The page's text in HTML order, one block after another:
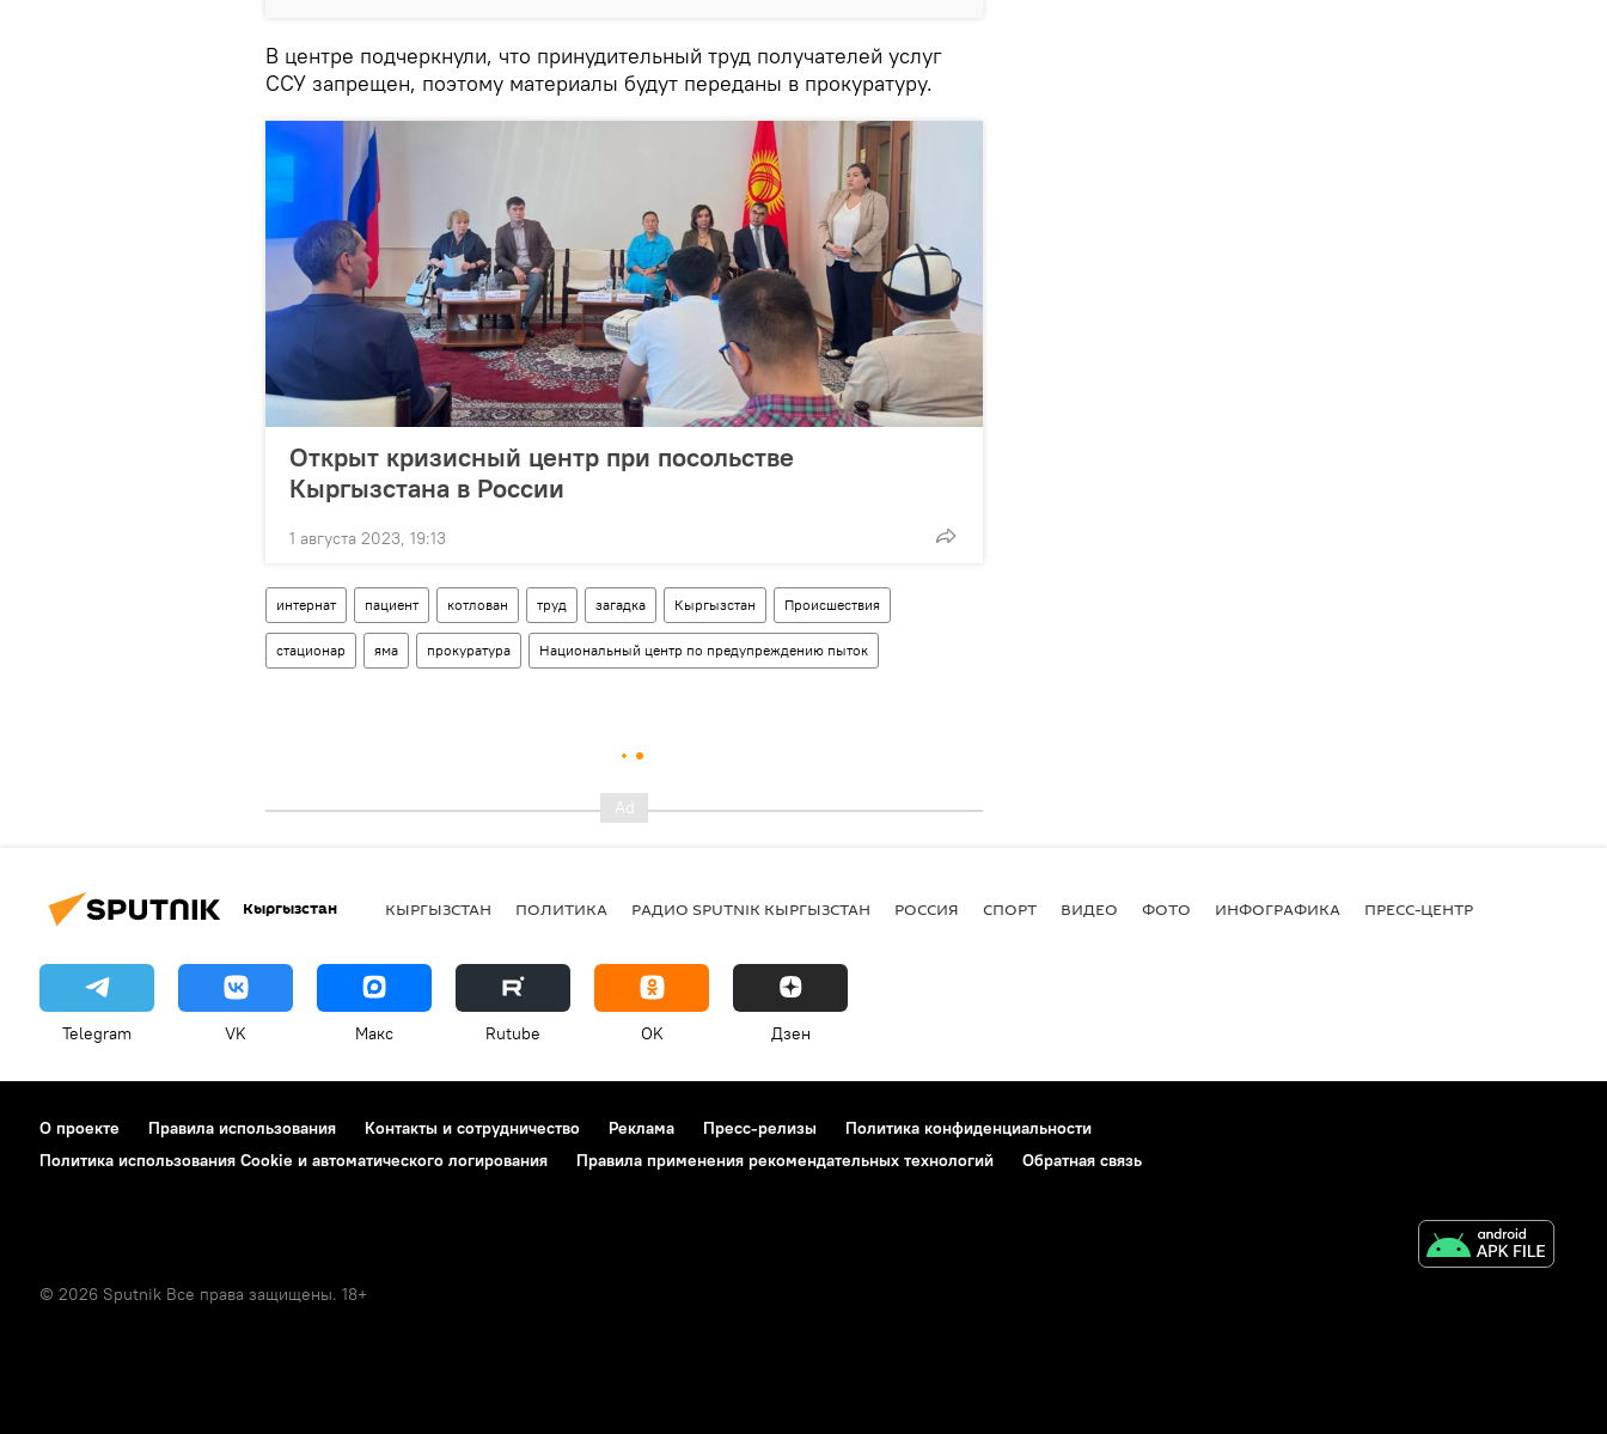
В центре подчеркнули, что принудительный труд получателей услуг
ССУ запрещен, поэтому материалы будут переданы в прокуратуру.
Открыт кризисный центр при посольстве
Кыргызстана в России
1 августа 2023, 19:13
интернат пациент котлован труд загадка Кыргызстан Происшествия
стационар яма прокуратура Национальный центр по предупреждению пыток
Кыргызстан КЫРГЫЗСТАН ПОЛИТИКА РАДИО SPUTNIK КЫРГЫЗСТАН РОССИЯ СПОРТ ВИДЕО ФОТО ИНФОГРАФИКА ПРЕСС-ЦЕНТР
Telegram VK Макс Rutube OK Дзен
О проекте Правила использования Контакты и сотрудничество Реклама Пресс-релизы
Политика конфиденциальности
Политика использования Cookie и автоматического логирования
Правила применения рекомендательных технологий Обратная связь
© 2026 Sputnik Все права защищены. 18+